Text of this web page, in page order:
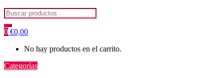
Search
for:
0 €0,00
No hay productos en el carrito.
Categorías